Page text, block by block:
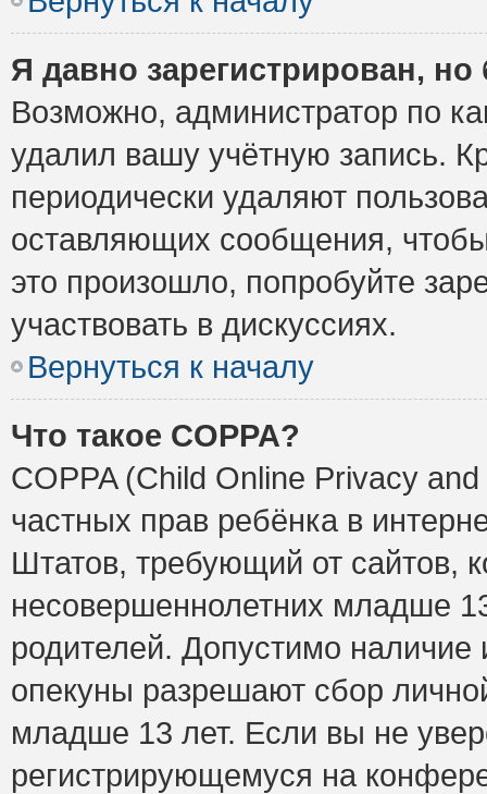
Я давно зарегистрирован,
Возможно, администратор по
удалил вашу учётную запись.
периодически удаляют
оставляющих сообщения,
это произошло, попробуйте
участвовать в дискуссиях.
Вернуться к началу
Что такое COPPA?
COPPA (Child Online Privacy
частных прав ребёнка в
Штатов, требующий от сайтов,
несовершеннолетних младше
родителей. Допустимо наличие
опекуны разрешают сбор
младше 13 лет. Если вы не
регистрирующемуся на